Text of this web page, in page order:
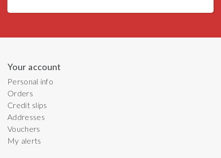
Your account
Personal info
Orders
Credit slips
Addresses
Vouchers
My alerts